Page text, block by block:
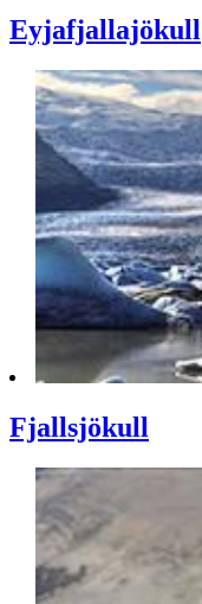
Eyjafjallajökull
Fjallsjökull